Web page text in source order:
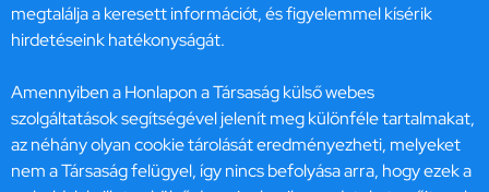
megtalálja a keresett információt, és figyelemmel kísérik
hirdetéseink hatékonyságát.
Amennyiben a Honlapon a Társaság külső webes
szolgáltatások segítségével jelenít meg különféle tartalmakat,
az néhány olyan cookie tárolását eredményezheti, melyeket
nem a Társaság felügyel, így nincs befolyása arra, hogy ezek a